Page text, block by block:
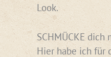
Look.
SCHMÜCKE
Hier habe ich für